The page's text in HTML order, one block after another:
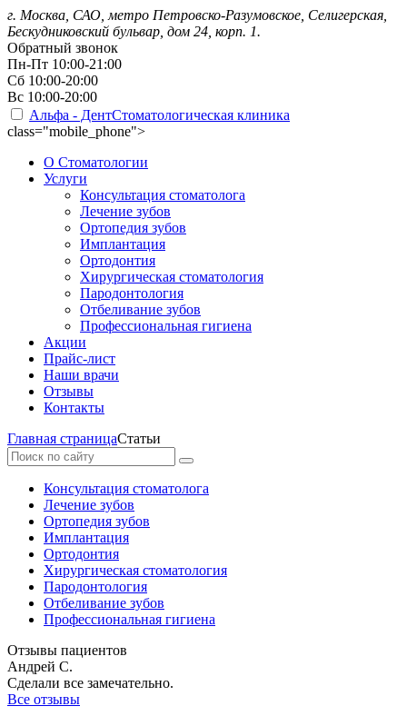
г. Москва, САО, метро Петровско-Разумовское, Селигерская,
Бескудниковский бульвар, дом 24, корп. 1.
Обратный звонок
Пн-Пт 10:00-21:00
Сб 10:00-20:00
Вс 10:00-20:00
Альфа - ДентСтоматологическая клиника
class="mobile_phone">
О Стоматологии
Услуги
Консультация стоматолога
Лечение зубов
Ортопедия зубов
Имплантация
Ортодонтия
Хирургическая стоматология
Пародонтология
Отбеливание зубов
Профессиональная гигиена
Акции
Прайс-лист
Наши врачи
Отзывы
Контакты
Главная страницаСтатьи
Консультация стоматолога
Лечение зубов
Ортопедия зубов
Имплантация
Ортодонтия
Хирургическая стоматология
Пародонтология
Отбеливание зубов
Профессиональная гигиена
Отзывы пациентов
Андрей С.
Сделали все замечательно.
Все отзывы